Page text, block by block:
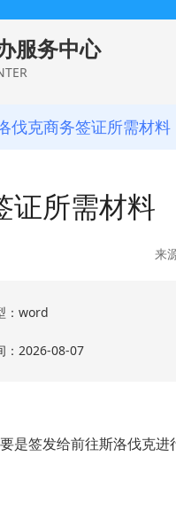
服务中心
伐克商务签证所需材料
证所需材料
来
：word
：2026-08-07
是签发给前往斯洛伐克